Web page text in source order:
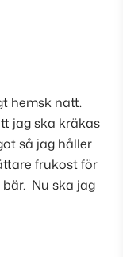
hemsk natt.
jag ska kräkas
så jag håller
frukost för
bär. Nu ska jag